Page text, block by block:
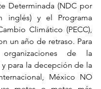
Determinada (NDC por
inglés) y el Programa
Climático (PECC),
un año de retraso. Para
de la
para la decepción de la
México NO